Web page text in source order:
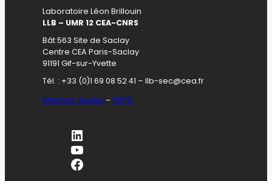
Laboratoire Léon Brillouin
LLB – UMR 12 CEA-CNRS
Bât 563 Site de Saclay
Centre CEA Paris-Saclay
91191 Gif-sur-Yvette
Tél. : +33 (0)1 69 08 52 41 – llb-sec@cea.fr
Mentions légales – RGPD
LinkedIn
YouTube
Facebook